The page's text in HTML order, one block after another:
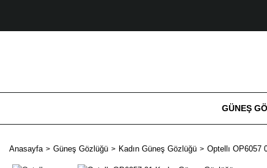
GÜNEŞ
Anasayfa Güneş Gözlüğü Kadın Güneş Gözlüğü Optellı OP6057